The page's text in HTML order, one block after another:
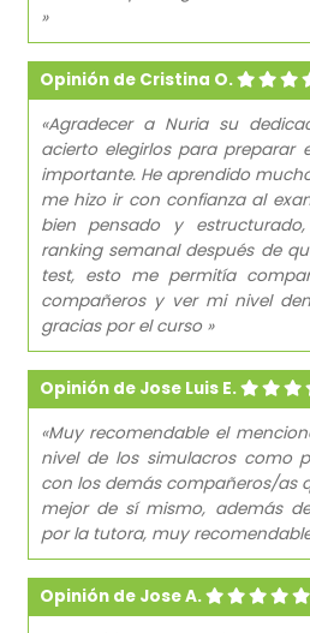
»
Opinión de Cristina O.
«Agradecer a Nuria su
acierto elegirlos para preparar
importante. He aprendido
me hizo ir con confianza al
bien pensado y
ranking semanal después de
test, esto me permitía
compañeros y ver mi nivel
gracias por el curso »
Opinión de Jose Luis E.
«Muy recomendable el
nivel de los simulacros como
con los demás compañeros/as
mejor de sí mismo, además
por la tutora, muy
Opinión de Jose A.